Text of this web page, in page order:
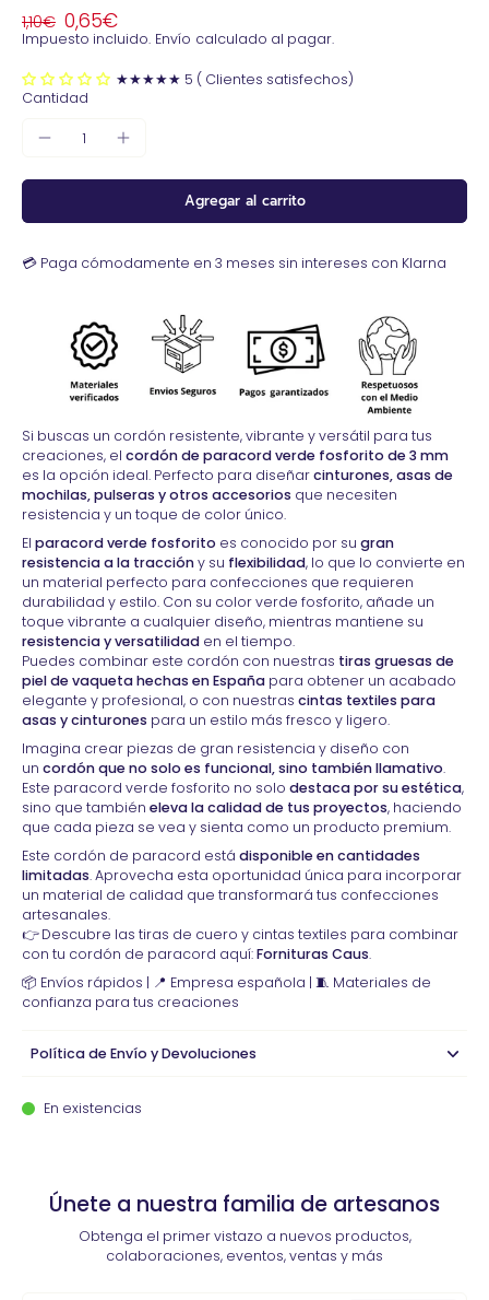
1,10€ 0,65€
Impuesto incluido. Envío calculado al pagar.
★★★★★ 5 ( Clientes satisfechos)
Cantidad
Agregar al carrito
💳 Paga cómodamente en 3 meses sin intereses con Klarna
Si buscas un cordón resistente, vibrante y versátil para tus
creaciones, el cordón de paracord verde fosforito de 3 mm
es la opción ideal. Perfecto para diseñarcinturones, asas de
mochilas, pulseras y otros accesorios que necesiten
resistencia y un toque de color único.
El paracord verde fosforito es conocido por su gran
resistencia a la traccióny su flexibilidad, lo que lo convierte en
un material perfecto para confecciones que requieren
durabilidad y estilo. Con su color verde fosforito, añade un
toque vibrante a cualquier diseño, mientras mantiene su
resistencia y versatilidad en el tiempo.
Puedes combinar este cordón con nuestras tiras gruesas de
piel de vaqueta hechas en España para obtener un acabado
elegante y profesional, o con nuestras cintas textiles para
asas y cinturones para un estilo más fresco y ligero.
Imagina crear piezas de gran resistencia y diseño con
un cordón que no solo es funcional, sino también llamativo.
Este paracord verde fosforito no solo destaca por su estética,
sino que también eleva la calidad de tus proyectos, haciendo
que cada pieza se vea y sienta como un producto premium.
Este cordón de paracord está disponible en cantidades
limitadas. Aprovecha esta oportunidad única para incorporar
un material de calidad que transformará tus confecciones
artesanales.
👉 Descubre las tiras de cuero y cintas textiles para combinar
con tu cordón de paracord aquí:Fornituras Caus.
📦 Envíos rápidos | 📍 Empresa española | 🧵 Materiales de
confianza para tus creaciones
Política de Envío y Devoluciones
En existencias
Únete a nuestra familia de artesanos
Obtenga el primer vistazo a nuevos productos,
colaboraciones, eventos, ventas y más